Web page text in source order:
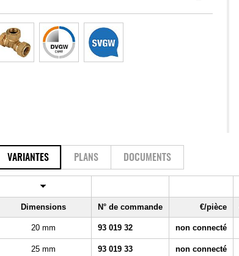
VARIANTES PLANS DOCUMENTS
Dimensions N° de commande €/pièce
20 mm 93 019 32 non connecté
25 mm 93 019 33 non connecté